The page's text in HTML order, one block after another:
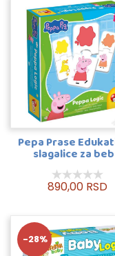
Pepa Prase
slagalice za
890,00 RSD
-28%